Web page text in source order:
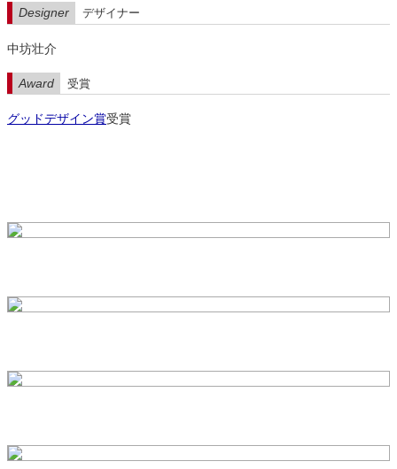
Designer デザイナー
中坊壮介
Award 受賞
グッドデザイン賞受賞